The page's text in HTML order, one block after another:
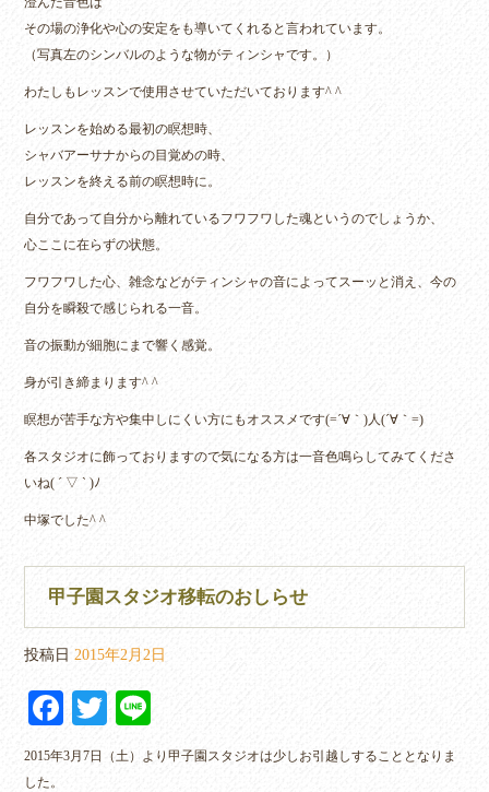
その場の浄化や心の安定をも導いてくれると言われています。
（写真左のシンバルのような物がティンシャです。）
わたしもレッスンで使用させていただいております^ ^
レッスンを始める最初の瞑想時、
シャバアーサナからの目覚めの時、
レッスンを終える前の瞑想時に。
自分であって自分から離れているフワフワした魂というのでしょうか、
心ここに在らずの状態。
フワフワした心、雑念などがティンシャの音によってスーッと消え、今の
自分を瞬殺で感じられる一音。
音の振動が細胞にまで響く感覚。
身が引き締まります^ ^
瞑想が苦手な方や集中しにくい方にもオススメです(=´∀｀)人(´∀｀=)
各スタジオに飾っておりますので気になる方は一音色鳴らしてみてくださ
いね( ´ ▽ ` )ﾉ
中塚でした^ ^
甲子園スタジオ移転のおしらせ
投稿日 2015年2月2日
Fa
ce
T
wi ne
2015年3月7日（土）より甲子園スタジオは少しお引越しすることとなりま
した。